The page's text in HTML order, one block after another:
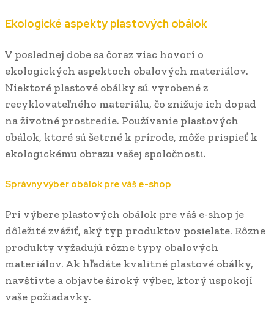
Ekologické aspekty plastových obálok
V poslednej dobe sa čoraz viac hovorí o
ekologických aspektoch obalových materiálov.
Niektoré plastové obálky sú vyrobené z
recyklovateľného materiálu, čo znižuje ich dopad
na životné prostredie. Používanie plastových
obálok, ktoré sú šetrné k prírode, môže prispieť k
ekologickému obrazu vašej spoločnosti.
Správny výber obálok pre váš e-shop
Pri výbere plastových obálok pre váš e-shop je
dôležité zvážiť, aký typ produktov posielate. Rôzne
produkty vyžadujú rôzne typy obalových
materiálov. Ak hľadáte kvalitné plastové obálky,
navštívte a objavte široký výber, ktorý uspokojí
vaše požiadavky.